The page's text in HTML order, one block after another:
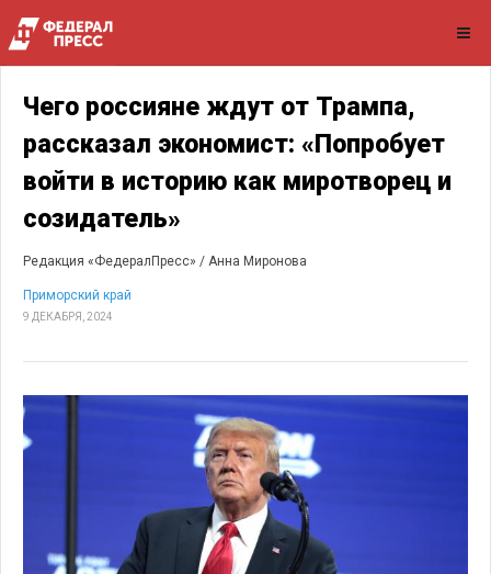
Чего россияне ждут от Трампа,
рассказал экономист: «Попробует
войти в историю как миротворец и
созидатель»
Редакция «ФедералПресс» / Анна Миронова
Приморский край
9 ДЕКАБРЯ, 2024